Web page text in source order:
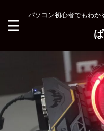
パソコン初心者でもわか